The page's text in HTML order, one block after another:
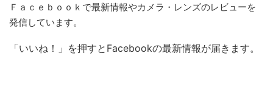
Ｆａｃｅｂｏｏｋで最新情報やカメラ・レンズのレビューを
発信しています。
「いいね！」を押すとFacebookの最新情報が届きます。